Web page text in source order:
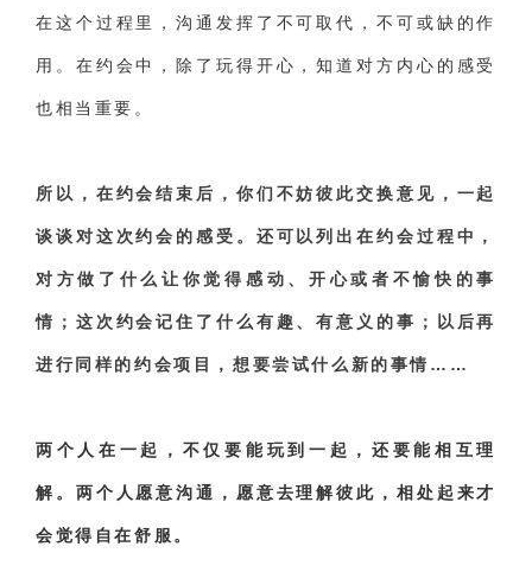
在这个过程里，沟通发挥了不可取代，不可或缺的作
用。在约会中，除了玩得开心，知道对方内心的感受
也相当重要。
所以，在约会结束后，你们不妨彼此交换意见，一起
谈谈对这次约会的感受。 还可以列出在约会过程中，
对方做了什么让你觉得感动、开心或者不愉快的事
情；这次约会记住了什么有趣、有意义的事；以后再
进行同样的约会项目，想要尝试什么新的事情……
两个人在一起，不仅要能玩到一起，还要能相互理
解。两个人愿意沟通，愿意去理解彼此，相处起来才
会觉得自在舒服。